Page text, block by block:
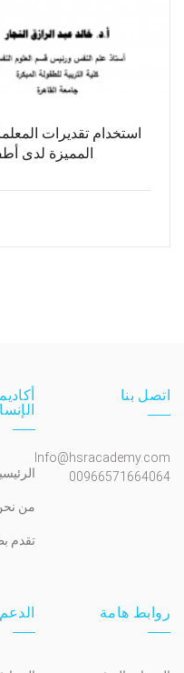
استخدام تقديرات
المميزة لدى
اتصل بنا
Info@hsracademy.com
00966571664064
من
تقدم
روابط هامة